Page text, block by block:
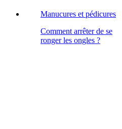
Manucures et pédicures
Comment arrêter de se
ronger les ongles ?